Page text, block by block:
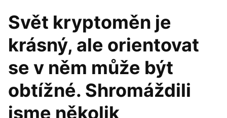
Svět kryptoměn je
krásný, ale orientovat
se v něm může být
obtížné. Shromáždili
jsme několik